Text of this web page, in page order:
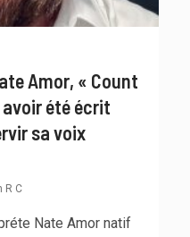
Amor, « Count
avoir été écrit
sa voix
R C
Nate Amor natif